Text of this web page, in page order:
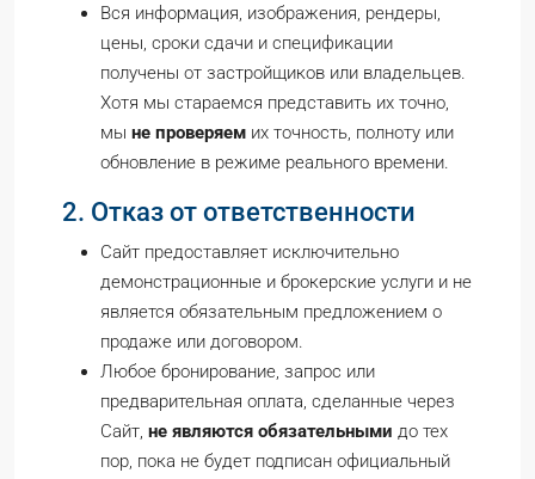
Вся информация, изображения, рендеры,
цены, сроки сдачи и спецификации
получены от застройщиков или владельцев.
Хотя мы стараемся представить их точно,
мы не проверяем их точность, полноту или
обновление в режиме реального времени.
2. Отказ от ответственности
Сайт предоставляет исключительно
демонстрационные и брокерские услуги и не
является обязательным предложением о
продаже или договором.
Любое бронирование, запрос или
предварительная оплата, сделанные через
Сайт, не являются обязательными до тех
пор, пока не будет подписан официальный